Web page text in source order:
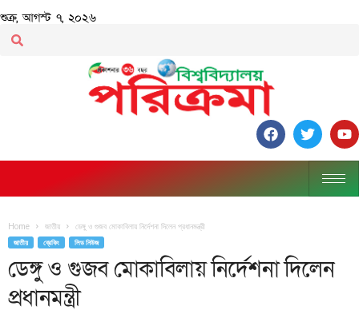
শুক্র, আগস্ট ৭, ২০২৬
Home জাতীয় ডেঙ্গু ও গুজব মোকাবিলায় নির্দেশনা দিলেন প্রধানমন্ত্রী
জাতীয় ব্রেকিং লিড নিউজ
ডেঙ্গু ও গুজব মোকাবিলায় নির্দেশনা দিলেন
প্রধানমন্ত্রী